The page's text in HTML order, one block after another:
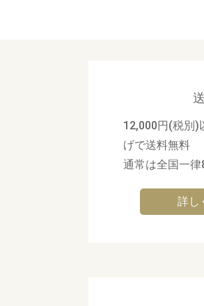
12,000円(税別)
げで送料無料
通常は全国一
詳し